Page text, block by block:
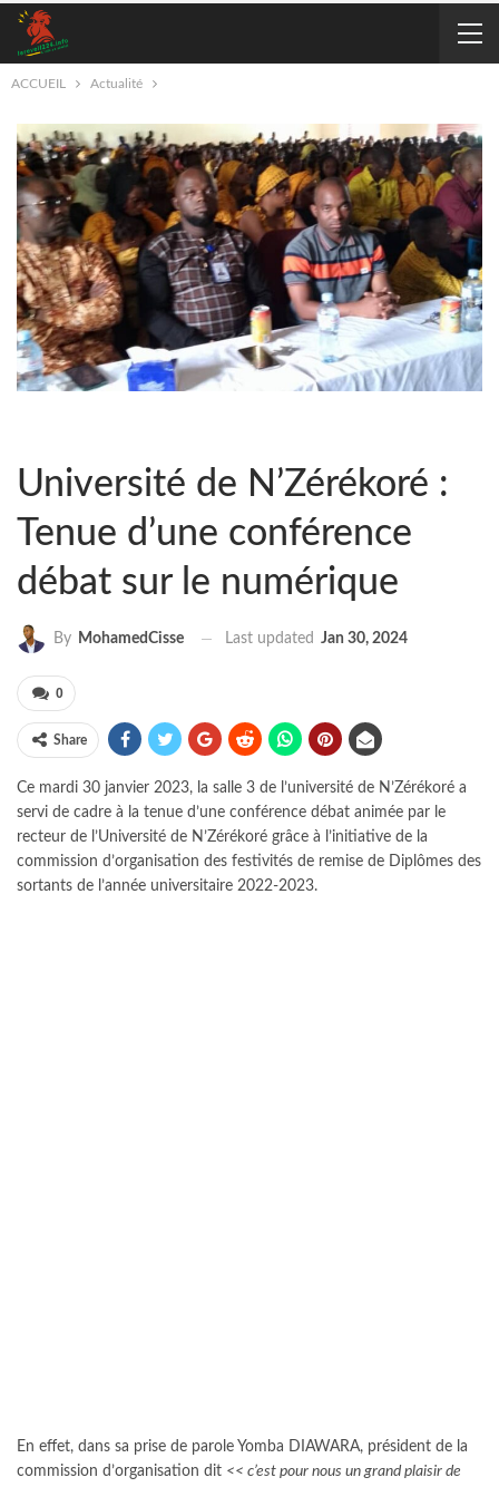
ACCUEIL Actualité
Université de N’Zérékoré :
Tenue d’une conférence
débat sur le numérique
By MohamedCisse Last updated Jan 30, 2024
0
Share
Ce mardi 30 janvier 2023, la salle 3 de l’université de N’Zérékoré a
servi de cadre à la tenue d’une conférence débat animée par le
recteur de l’Université de N’Zérékoré grâce à l’initiative de la
commission d’organisation des festivités de remise de Diplômes des
sortants de l’année universitaire 2022-2023.
En effet, dans sa prise de parole Yomba DIAWARA, président de la
commission d’organisation dit << c’est pour nous un grand plaisir de